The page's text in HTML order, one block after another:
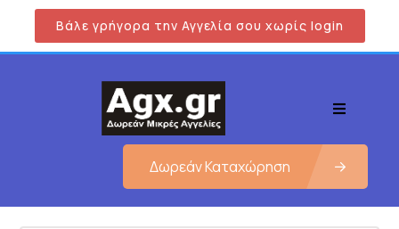
Βάλε γρήγορα την Αγγελία σου χωρίς login
Δωρεάν Καταχώρηση